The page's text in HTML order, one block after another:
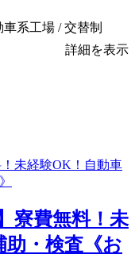
系工場 / 交替制
詳細を表示
寮費無料！未
・検査《お